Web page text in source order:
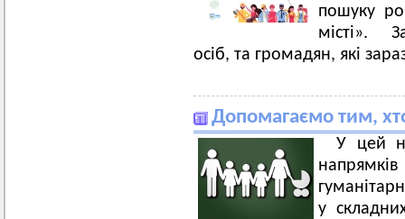
пошуку
місті».
осіб, та громадян, які
Допомагаємо тим,
У цей
у